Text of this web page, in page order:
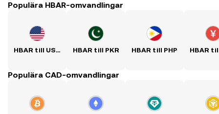
Populära HBAR-omvandlingar
HBAR till USD HBAR till PKR HBAR till PHP HBAR
Populära CAD-omvandlingar